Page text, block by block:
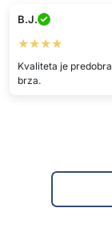
B.J.
★★★★
Kvaliteta je
brza.